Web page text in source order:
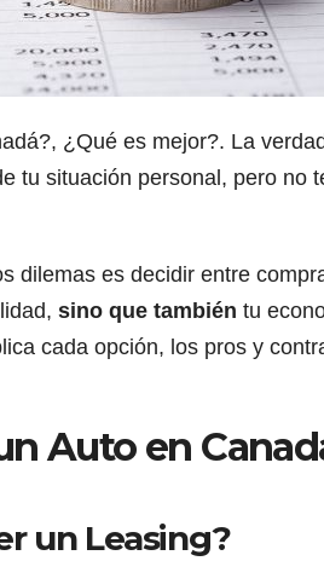
¿Qué es mejor?. La
tu situación personal, pero no
dilemas es decidir entre
sino que también tu
cada opción, los pros y
Auto en
un Leasing?